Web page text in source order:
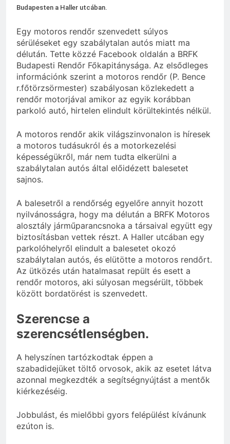
Budapesten a Haller utcában.
Egy motoros rendőr szenvedett súlyos
sérüléseket egy szabálytalan autós miatt ma
délután. Tette közzé Facebook oldalán a BRFK
Budapesti Rendőr Főkapitánysága. Az elsődleges
információnk szerint a motoros rendőr (P. Bence
r.főtörzsörmester) szabályosan közlekedett a
rendőr motorjával amikor az egyik korábban
parkoló autó, hirtelen elindult körültekintés nélkül.
A motoros rendőr akik világszinvonalon is híresek
a motoros tudásukról és a motorkezelési
képességükről, már nem tudta elkerülni a
szabálytalan autós által előidézett balesetet
sajnos.
A balesetről a rendőrség egyelőre annyit hozott
nyilvánosságra, hogy ma délután a BRFK Motoros
alosztály járműparancsnoka a társaival együtt egy
biztosításban vettek részt. A Haller utcában egy
parkolóhelyről elindult a balesetet okozó
szabálytalan autós, és elütötte a motoros rendőrt.
Az ütközés után hatalmasat repült és esett a
rendőr motoros, aki súlyosan megsérült, többek
között bordatörést is szenvedett.
Szerencse a
szerencsétlenségben.
A helyszínen tartózkodtak éppen a
szabadidejüket töltő orvosok, akik az esetet látva
azonnal megkezdték a segítségnyújtást a mentők
kiérkezéséig.
Jobbulást, és mielőbbi gyors felépülést kívánunk
ezúton is.